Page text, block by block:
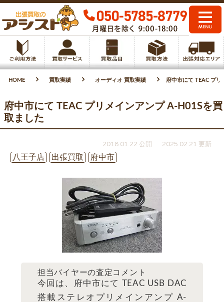
HOME 買取実績 オーディオ 買取実績 府中市にて TEAC プ
府中市にて TEAC プリメインアンプ A-H01Sを買
取ました
2018.01.22 公開
2025.02.21 更新
八王子店
出張買取 府中市
担当バイヤーの査定コメント
今回は、府中市にて TEAC USB DAC
搭載ステレオプリメインアンプ A-